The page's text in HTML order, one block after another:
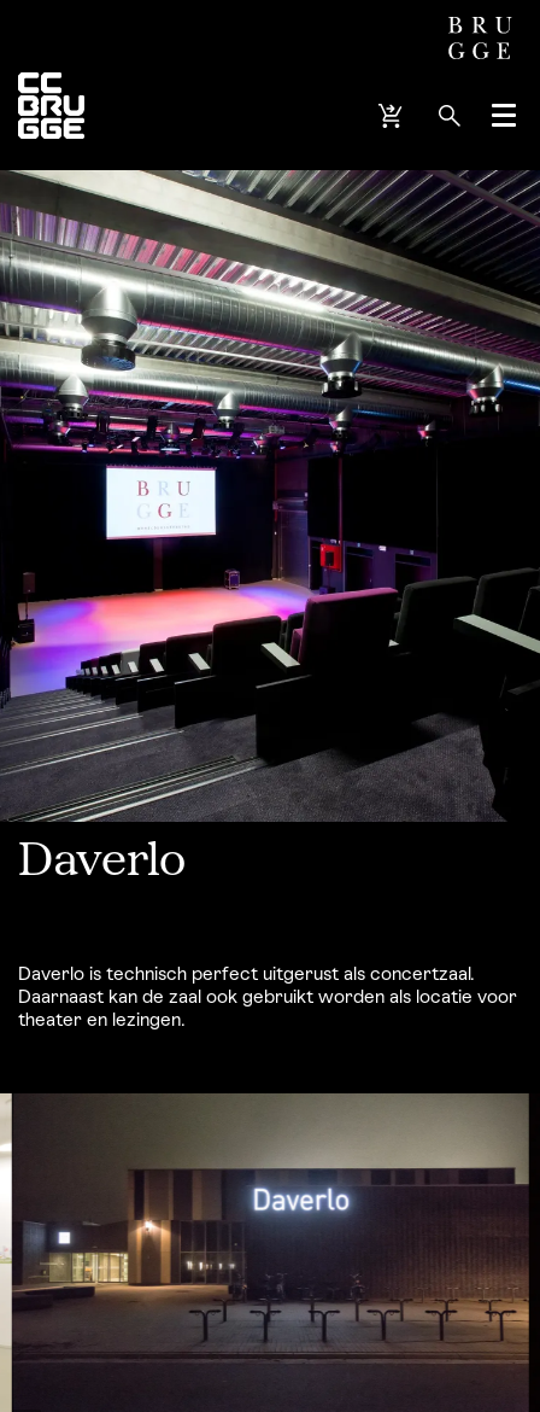
Menu
Daverlo
Daverlo is technisch perfect uitgerust als concertzaal.
Daarnaast kan de zaal ook gebruikt worden als locatie voor
theater en lezingen.
Overslaan
Inzoomen